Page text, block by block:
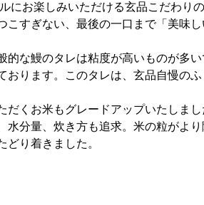
にお楽しみいただける玄品こだわり
こすぎない、最後の一口まで「美味
的な鰻のタレは粘度が高いものが多
おります。このタレは、玄品自慢の
だくお米もグレードアップいたしま
水分量、炊き方も追求。米の粒がよ
り着きました。